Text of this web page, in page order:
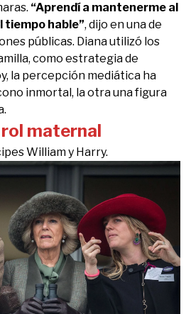
“Aprendí a mantenerme al
tiempo hable”, dijo en una de
públicas. Diana utilizó los
como estrategia de
la percepción mediática ha
inmortal, la otra una figura
rol maternal
William y Harry.